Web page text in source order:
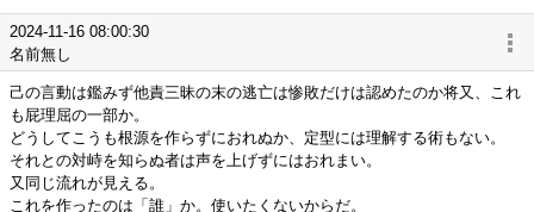
2024-11-16 08:00:30
名前無し
己の言動は鑑みず他責三昧の末の逃亡は惨敗だけは認めたのか将又、これ
も屁理屈の一部か。
どうしてこうも根源を作らずにおれぬか、定型には理解する術もない。
それとの対峙を知らぬ者は声を上げずにはおれまい。
又同じ流れが見える。
これを作ったのは「誰」か。使いたくないからだ。